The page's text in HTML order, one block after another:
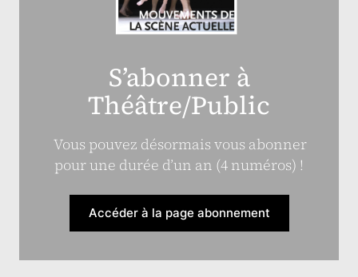
S’abonner à
Théâtre/Public
Vous pouvez désormais vous abonner
pour une durée d’un an (4 numéros) !
Accéder à la page abonnement